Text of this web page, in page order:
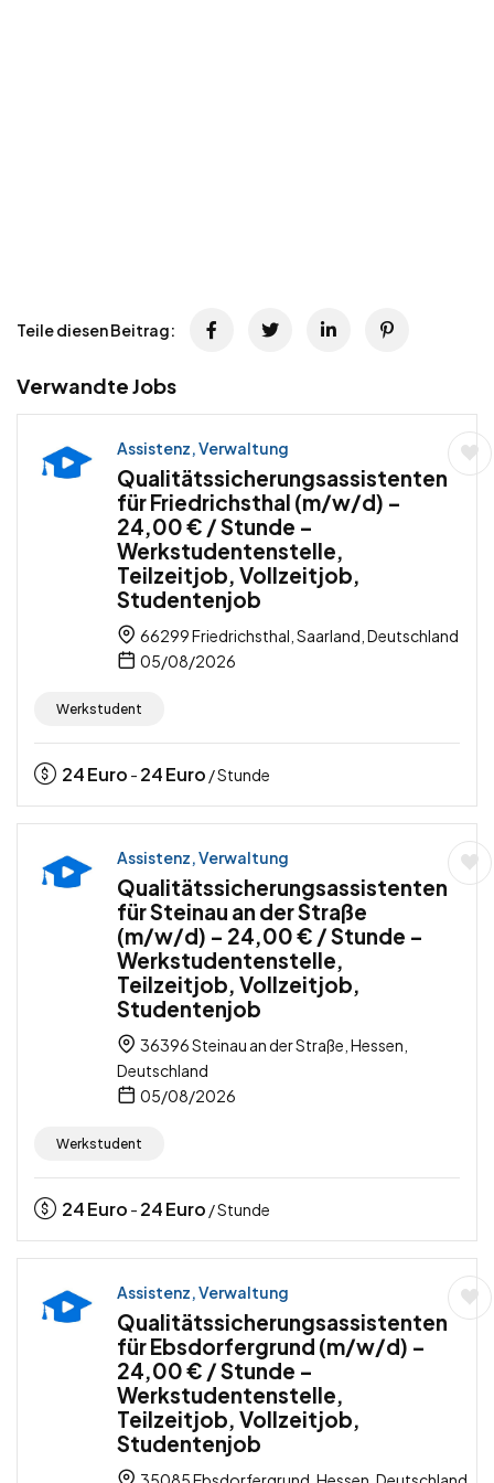
Teile diesen Beitrag:
Verwandte Jobs
Assistenz, Verwaltung
Qualitätssicherungsassistenten
für Friedrichsthal (m/w/d) –
24,00 € / Stunde –
Werkstudentenstelle,
Teilzeitjob, Vollzeitjob,
Studentenjob
66299 Friedrichsthal, Saarland, Deutschland
05/08/2026
Werkstudent
24Euro - 24Euro / Stunde
Assistenz, Verwaltung
Qualitätssicherungsassistenten
für Steinau an der Straße
(m/w/d) – 24,00 € / Stunde –
Werkstudentenstelle,
Teilzeitjob, Vollzeitjob,
Studentenjob
36396 Steinau an der Straße, Hessen,
Deutschland
05/08/2026
Werkstudent
24Euro - 24Euro / Stunde
Assistenz, Verwaltung
Qualitätssicherungsassistenten
für Ebsdorfergrund (m/w/d) –
24,00 € / Stunde –
Werkstudentenstelle,
Teilzeitjob, Vollzeitjob,
Studentenjob